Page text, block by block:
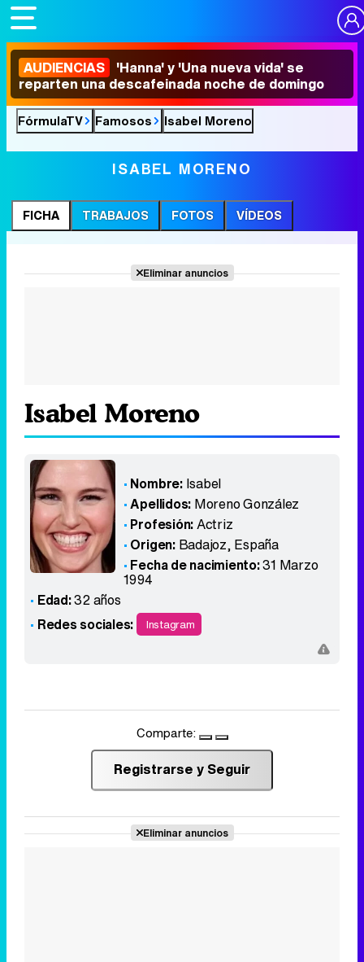
AUDIENCIAS 'Hanna' y 'Una nueva vida' se
reparten una descafeinada noche de domingo
FórmulaTV Famosos Isabel Moreno
ISABEL MORENO
FICHA TRABAJOS FOTOS VÍDEOS
Eliminar anuncios
Isabel Moreno
Nombre: Isabel
Apellidos: Moreno González
Profesión:Actriz
Origen: Badajoz, España
Fecha de nacimiento:31 Marzo
1994
Edad:32 años
Redes sociales:
Instagram
Comparte:
Registrarse y Seguir
Eliminar anuncios